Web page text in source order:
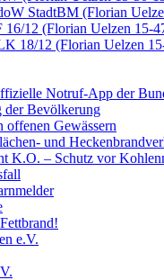
StadtBM (Florian
16/12 (Florian Uelzen 15-
18/12 (Florian Uelzen
Notruf-App der
der Bevölkerung
offenen Gewässern
und
K.O. – Schutz vor
e.V.